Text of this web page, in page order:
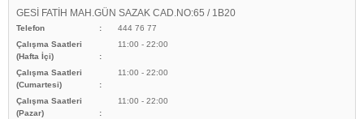
GESİ FATİH MAH.GÜN SAZAK CAD.NO:65 / 1B20
Telefon
444 76 77
Çalışma Saatleri
(Hafta İçi)
11:00 - 22:00
Çalışma Saatleri
(Cumartesi)
11:00 - 22:00
Çalışma Saatleri
(Pazar)
11:00 - 22:00